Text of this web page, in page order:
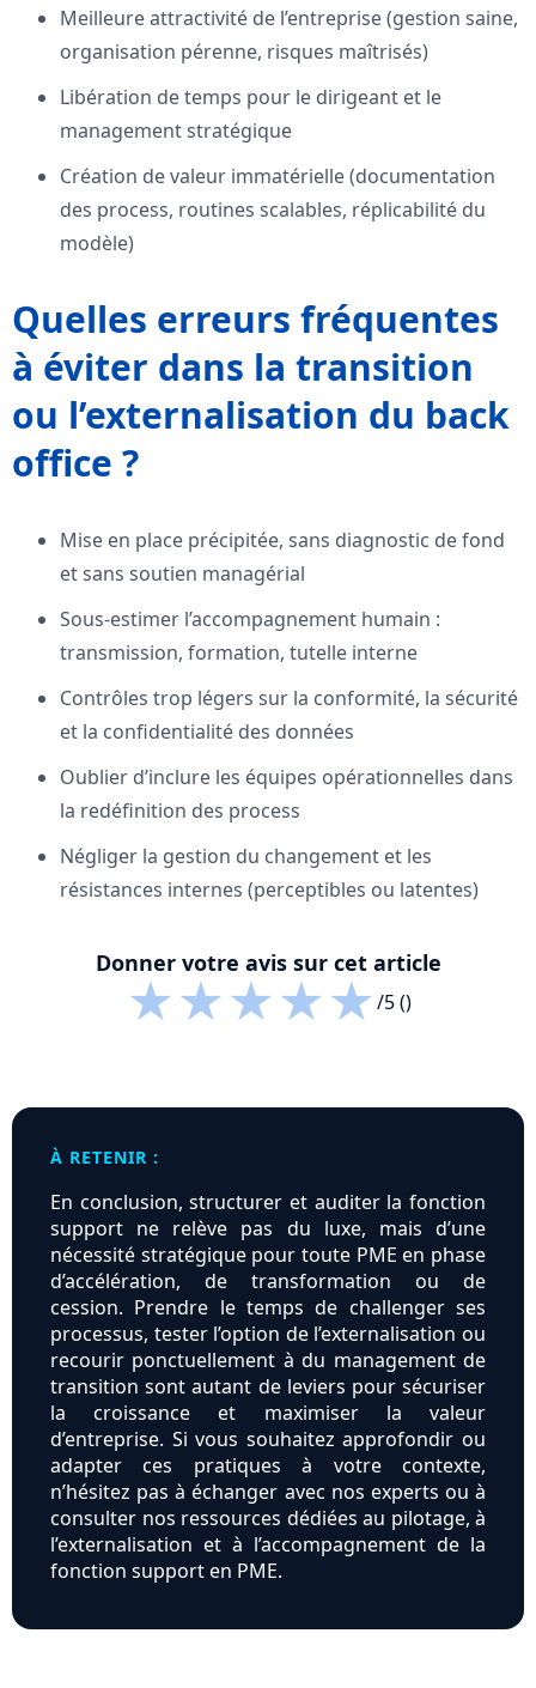
Meilleure attractivité de l’entreprise (gestion saine,
organisation pérenne, risques maîtrisés)
Libération de temps pour le dirigeant et le
management stratégique
Création de valeur immatérielle (documentation
des process, routines scalables, réplicabilité du
modèle)
Quelles erreurs fréquentes
à éviter dans la transition
ou l’externalisation du back
office ?
Mise en place précipitée, sans diagnostic de fond
et sans soutien managérial
Sous-estimer l’accompagnement humain :
transmission, formation, tutelle interne
Contrôles trop légers sur la conformité, la sécurité
et la confidentialité des données
Oublier d’inclure les équipes opérationnelles dans
la redéfinition des process
Négliger la gestion du changement et les
résistances internes (perceptibles ou latentes)
Donner votre avis sur cet article
★★★★★/5 ()
À RETENIR :
En conclusion, structurer et auditer la fonction
support ne relève pas du luxe, mais d’une
nécessité stratégique pour toute PME en phase
d’accélération, de transformation ou de
cession. Prendre le temps de challenger ses
processus, tester l’option de l’externalisation ou
recourir ponctuellement à du management de
transition sont autant de leviers pour sécuriser
la croissance et maximiser la valeur
d’entreprise. Si vous souhaitez approfondir ou
adapter ces pratiques à votre contexte,
n’hésitez pas à échanger avec nos experts ou à
consulter nos ressources dédiées au pilotage, à
l’externalisation et à l’accompagnement de la
fonction support en PME.